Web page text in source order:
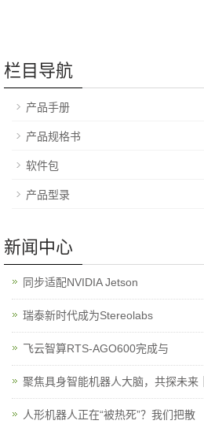
栏目导航
产品手册
产品规格书
软件包
产品型录
新闻中心
同步适配NVIDIA Jetson
瑞泰新时代成为Stereolabs
飞云智算RTS-AGO600完成与
聚焦具身智能机器人大脑，共探未来｜
人形机器人正在“被热死”？我们把散